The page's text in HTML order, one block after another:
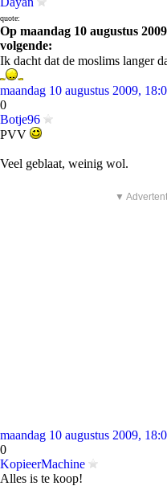
quote:
Op maandag 10 augustus
volgende:
Ik dacht dat de moslims langer
maandag 10 augustus 2009,
0
Botje96
PVV
Veel geblaat, weinig wol.
▼
maandag 10 augustus 2009,
0
KopieerMachine
Alles is te koop!